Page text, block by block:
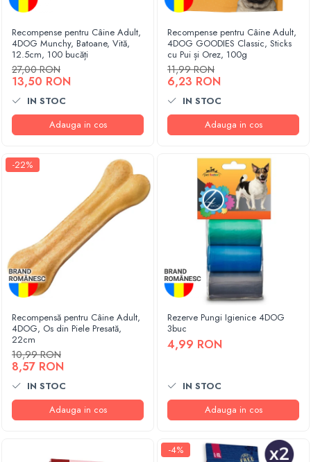
Recompense pentru Câine Adult,
4DOG Munchy, Batoane, Vită,
12.5cm, 100 bucăți
27,00 RON
13,50 RON
IN STOC
Adauga in cos
Recompense pentru Câine Adult,
4DOG GOODIES Classic, Sticks
cu Pui și Orez, 100g
11,99 RON
6,23 RON
IN STOC
Adauga in cos
-22%
Recompensă pentru Câine Adult,
4DOG, Os din Piele Presată,
22cm
10,99 RON
8,57 RON
IN STOC
Adauga in cos
Rezerve Pungi Igienice 4DOG
3buc
4,99 RON
IN STOC
Adauga in cos
-4%